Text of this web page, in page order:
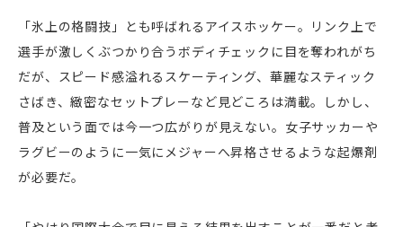
「氷上の格闘技」とも呼ばれるアイスホッケー。リンク上で
選手が激しくぶつかり合うボディチェックに目を奪われがち
だが、スピード感溢れるスケーティング、華麗なスティック
さばき、緻密なセットプレーなど見どころは満載。しかし、
普及という面では今一つ広がりが見えない。女子サッカーや
ラグビーのように一気にメジャーへ昇格させるような起爆剤
が必要だ。